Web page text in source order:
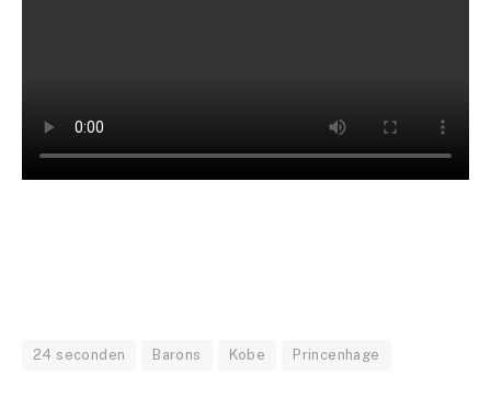
24 seconden Barons Kobe Princenhage